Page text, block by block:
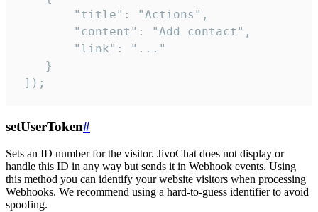
        "title": "Actions",
        "content": "Add contact",
        "link": "..."
    }
]);
setUserToken#
Sets an ID number for the visitor. JivoChat does not display or
handle this ID in any way but sends it in Webhook events. Using
this method you can identify your website visitors when processing
Webhooks. We recommend using a hard-to-guess identifier to avoid
spoofing.